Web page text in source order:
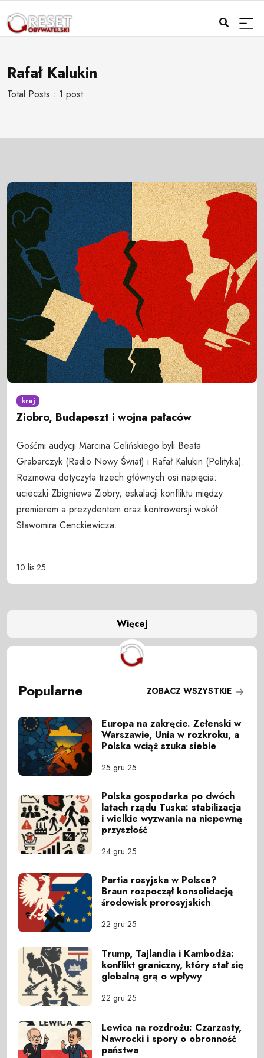
Rafał Kalukin
Total Posts : 1 post
kraj
Ziobro, Budapeszt i wojna pałaców
Gośćmi audycji Marcina Celińskiego byli Beata
Grabarczyk (Radio Nowy Świat) i Rafał Kalukin (Polityka).
Rozmowa dotyczyła trzech głównych osi napięcia:
ucieczki Zbigniewa Ziobry, eskalacji konfliktu między
premierem a prezydentem oraz kontrowersji wokół
Sławomira Cenckiewicza.
10 lis 25
Więcej
Popularne ZOBACZ WSZYSTKIE
Europa na zakręcie. Zełenski w
Warszawie, Unia w rozkroku, a
Polska wciąż szuka siebie
25 gru 25
Polska gospodarka po dwóch
latach rządu Tuska: stabilizacja
i wielkie wyzwania na niepewną
przyszłość
24 gru 25
Partia rosyjska w Polsce?
Braun rozpoczął konsolidację
środowisk prorosyjskich
22 gru 25
Trump, Tajlandia i Kambodża:
konflikt graniczny, który stał się
globalną grą o wpływy
22 gru 25
Lewica na rozdrożu: Czarzasty,
Nawrocki i spory o obronność
państwa